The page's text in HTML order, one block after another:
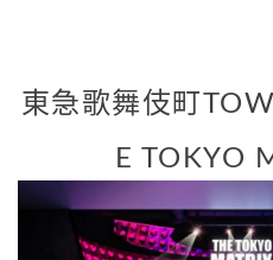
東急歌舞伎町
E TOKYO